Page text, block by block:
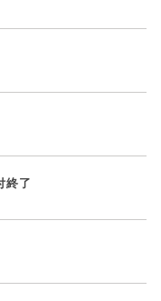
終了